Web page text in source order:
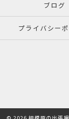
ブログ
プライバシー